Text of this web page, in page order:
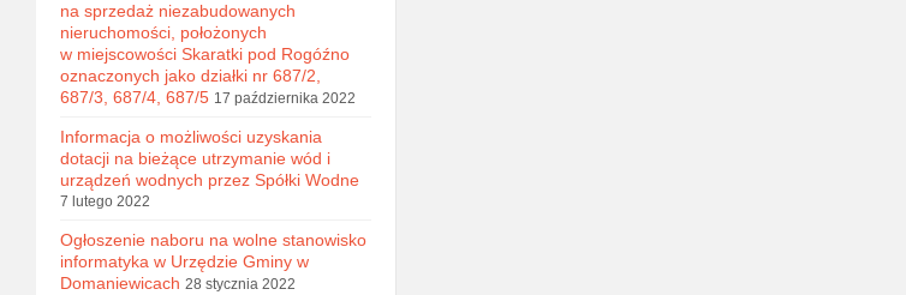
na sprzedaż niezabudowanych
nieruchomości, położonych
w miejscowości Skaratki pod Rogóźno
oznaczonych jako działki nr 687/2,
687/3, 687/4, 687/5 17 października 2022
Informacja o możliwości uzyskania
dotacji na bieżące utrzymanie wód i
urządzeń wodnych przez Spółki Wodne
7 lutego 2022
Ogłoszenie naboru na wolne stanowisko
informatyka w Urzędzie Gminy w
Domaniewicach 28 stycznia 2022